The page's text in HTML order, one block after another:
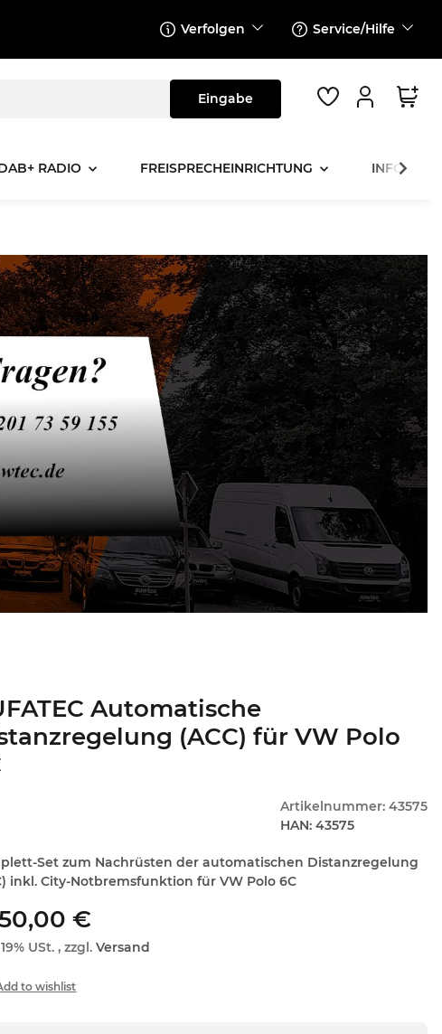
Verfolgen Service/Hilfe
RADIO FREISPRECHEINRICHTUNG
Automatische
(ACC) für VW Polo
Artikelnummer: 43575
HAN: 43575
Set zum Nachrüsten der automatischen Distanzregelung
inkl. City-Notbremsfunktion für VW Polo 6C
€
USt. , zzgl.Versand